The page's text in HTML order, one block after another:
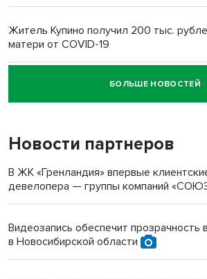
Житель Купино получил 200 тыс.
матери от COVID-19
Новосибирский суд наказал водителя
пенсионерки на вокзале
«Мы живём на пастбище!»: в
терроризируют жителей
Новосибирский преподаватель с
БОЛЬШЕ НОВОСТЕЙ
Новости партнеров
В ЖК «Гренландия» впервые
девелопера — группы компаний
Видеозапись обеспечит прозрачность
в Новосибирской области